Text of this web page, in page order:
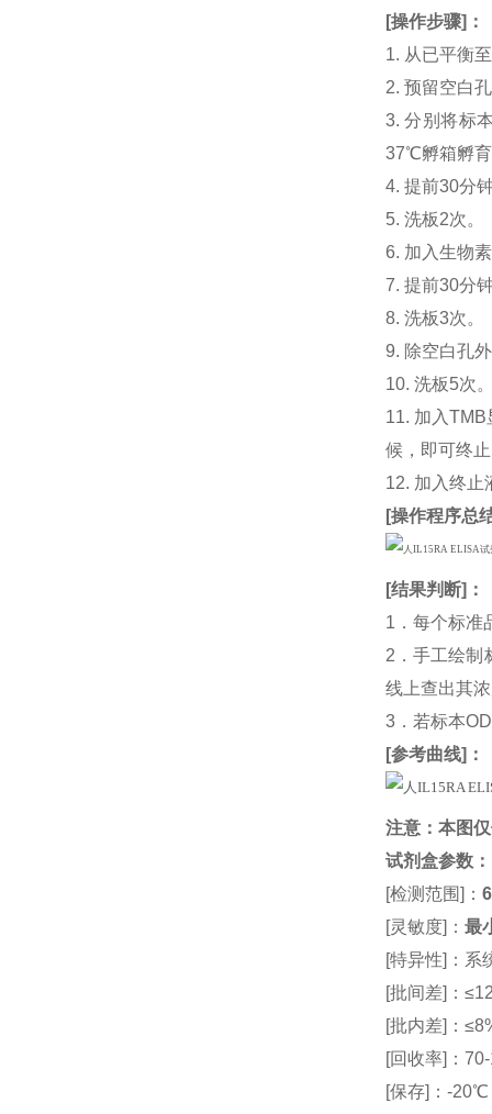
[操作步骤] ：
1. 从已平衡
2. 预留空白
3. 分别将标
37℃孵箱孵
4. 提前30分
5. 洗板2次。
6. 加入生物
7. 提前30分
8. 洗板3次。
9. 除空白孔
10. 洗板5次
11. 加入
候，即可终
12. 加入终止
[操作程序总
[结果判断]：
1．每个标准
2．手工绘制
线上查出其
3．若标本
[参考曲线]：
注意：本图
试剂盒参数 ：
[检测范围]：
[灵敏度]：最
[特异性]：系
[批间差]：
[批内差]：
[回收率]：
[保存]：-